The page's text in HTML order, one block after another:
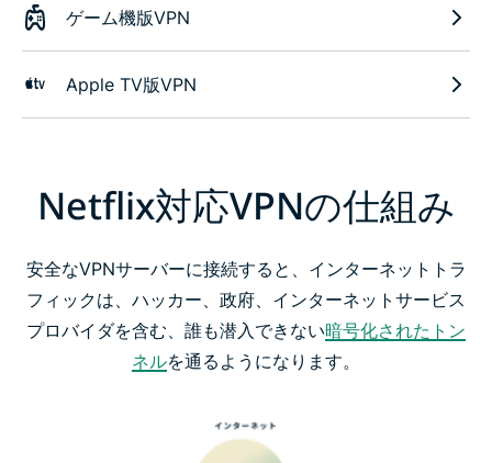
ゲーム機版VPN
Apple TV版VPN
Netflix対応VPNの仕組み
安全なVPNサーバーに接続すると、インターネットトラ
フィックは、ハッカー、政府、インターネットサービス
プロバイダを含む、誰も潜入できない暗号化されたトン
ネルを通るようになります。